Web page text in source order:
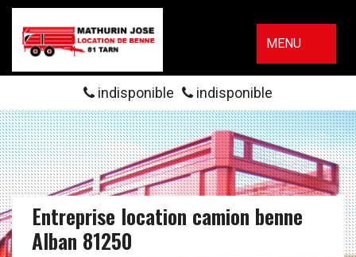
MENU
indisponible indisponible
Entreprise location camion benne
Alban 81250